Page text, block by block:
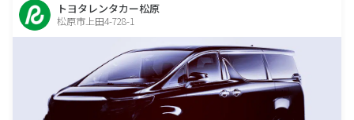
トヨタレンタカー松原
松原市上田4-728-1